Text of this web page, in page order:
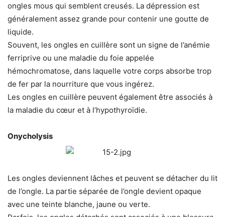
ongles mous qui semblent creusés. La dépression est
généralement assez grande pour contenir une goutte de
liquide.
Souvent, les ongles en cuillère sont un signe de l’anémie
ferriprive ou une maladie du foie appelée
hémochromatose, dans laquelle votre corps absorbe trop
de fer par la nourriture que vous ingérez.
Les ongles en cuillère peuvent également être associés à
la maladie du cœur et à l’hypothyroïdie.
Onycholysis
Les ongles deviennent lâches et peuvent se détacher du lit
de l’ongle. La partie séparée de l’ongle devient opaque
avec une teinte blanche, jaune ou verte.